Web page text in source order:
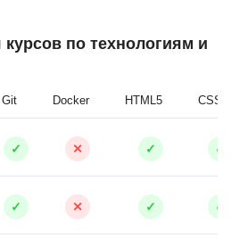
по технологиям и
Git Docker HTML5 CSS3
✓ ✕ ✓ ✓
✓ ✕ ✓ ✓